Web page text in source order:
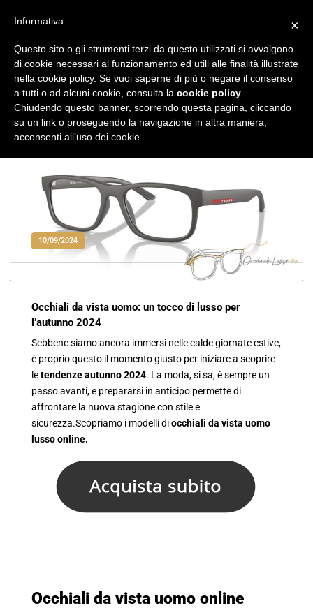
10/09/2024
Occhiali da vista uomo: un tocco di lusso per
l’autunno 2024
Sebbene siamo ancora immersi nelle calde giornate estive,
è proprio questo il momento giusto per iniziare a scoprire
letendenze autunno 2024. La moda, si sa, è sempre un
passo avanti, e prepararsi in anticipo permette di
affrontare la nuova stagione con stile e
sicurezza.Scopriamo i modelli diocchiali da vista uomo
lusso online.
Occhiali da vista uomo online
×
Informativa
Questo sito o gli strumenti terzi da questo utilizzati si avvalgono
di cookie necessari al funzionamento ed utili alle finalità illustrate
nella cookie policy. Se vuoi saperne di più o negare il consenso
a tutti o ad alcuni cookie, consulta la cookie policy
Chiudendo questo banner, scorrendo questa pagina, cliccando
su un link o proseguendo la navigazione in altra maniera,
acconsenti all’uso dei cookie.